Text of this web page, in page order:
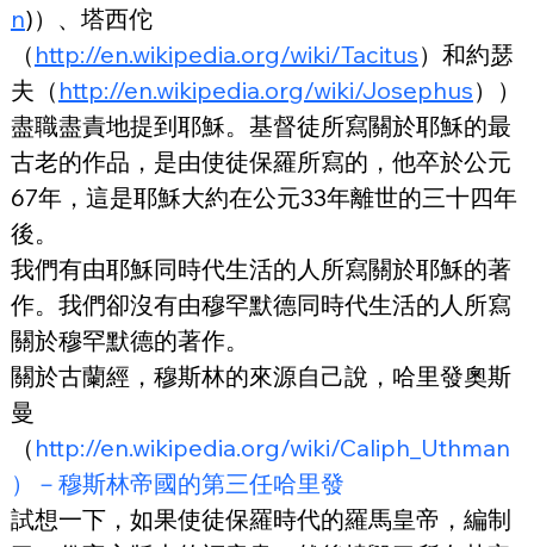
n)）、塔西佗
（ http://en.wikipedia.org/wiki/Tacitus）和約瑟
夫（ http://en.wikipedia.org/wiki/Josephus））
盡職盡責地提到耶穌。基督徒所寫關於耶穌的最
古老的作品，是由使徒保羅所寫的，他卒於公元
67年，這是耶穌大約在公元33年離世的三十四年
後。
我們有由耶穌同時代生活的人所寫關於耶穌的著
作。我們卻沒有由穆罕默德同時代生活的人所寫
關於穆罕默德的著作。
關於古蘭經，穆斯林的來源自己說，哈里發奧斯
曼
（ http://en.wikipedia.org/wiki/Caliph_Uthman
）－穆斯林帝國的第三任哈里發
試想一下，如果使徒保羅時代的羅馬皇帝，編制